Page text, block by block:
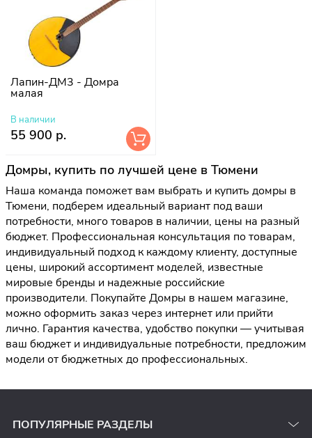
Лапин-ДМ3 - Домра
малая
В наличии
55 900 р.
Домры, купить по лучшей цене в Тюмени
Наша команда поможет вам выбрать и купить домры в
Тюмени, подберем идеальный вариант под ваши
потребности, много товаров в наличии, цены на разный
бюджет. Профессиональная консультация по товарам,
индивидуальный подход к каждому клиенту, доступные
цены, широкий ассортимент моделей, известные
мировые бренды и надежные российские
производители. Покупайте Домры в нашем магазине,
можно оформить заказ через интернет или прийти
лично. Гарантия качества, удобство покупки — учитывая
ваш бюджет и индивидуальные потребности, предложим
модели от бюджетных до профессиональных.
ПОПУЛЯРНЫЕ РАЗДЕЛЫ